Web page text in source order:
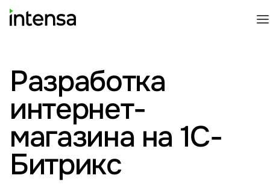
Разработка
интернет-
магазина на 1С-
Битрикс